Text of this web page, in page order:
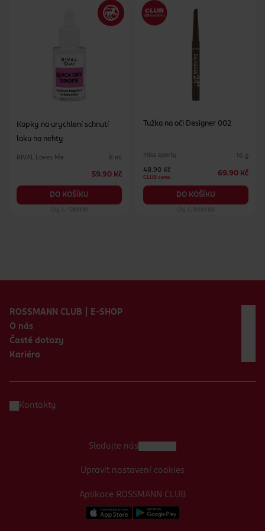
Kapky na urychlení schnutí
laku na nehty
RIVAL Loves Me 8 ml
59.90 Kč
DO KOŠÍKU
Obj. č.: 1285130
Tužka na oči Designer 002
miss sporty 16 g
48.90 Kč
CLUB cena
69.90 Kč
DO KOŠÍKU
Obj. č.: 909488
ROSSMANN CLUB | E-SHOP
O nás
Časté dotazy
Kariéra
Kontakty
Aplikace ROSSMANN CLUB
Sledujte nás
Upravit nastavení cookies